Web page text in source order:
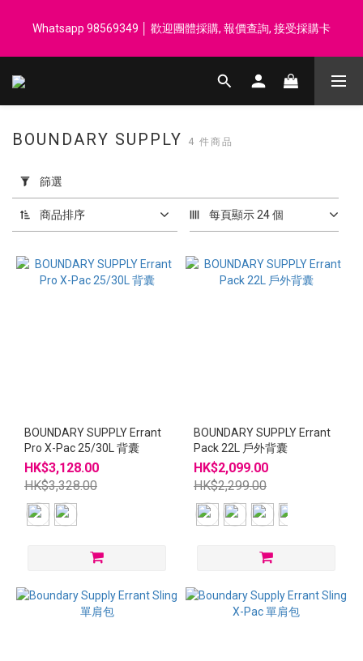
汗毛巾 韓國制 送完即止
Whatsapp 98569349 │ 歡迎團體採購, 報價查詢, 接受採購卡
登記會員享每$50回贈$1 │ 滿HK$899 送 N-rit Campack Towel 吸
用
篩
選
(0/20)
價格
BOUNDARY SUPPLY 4 件商品
篩選
商品排序 每頁顯示 24 個
BOUNDARY SUPPLY Errant
Pro X-Pac 25/30L 背囊
HK$3,128.00
HK$3,328.00
BOUNDARY SUPPLY Errant
Pack 22L 戶外背囊
HK$2,099.00
HK$2,299.00